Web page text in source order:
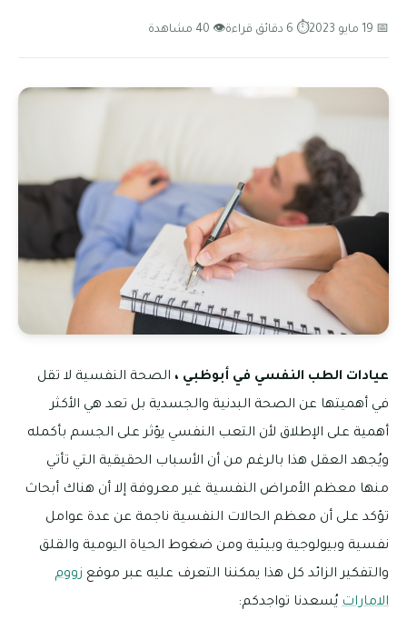
📅 19 مايو 2023 ⏱ 6 دقائق قراءة 👁 40 مشاهدة
عيادات الطب النفسي في أبوظبي ، الصحة النفسية لا تقل
في أهميتها عن الصحة البدنية والجسدية بل تعد هي الأكثر
أهمية على الإطلاق لأن التعب النفسي يؤثر على الجسم بأكمله
ويُجهد العقل هذا بالرغم من أن الأسباب الحقيقية التي تأتي
منها معظم الأمراض النفسية غير معروفة إلا أن هناك أبحاث
تؤكد على أن معظم الحالات النفسية ناجمة عن عدة عوامل
نفسية وبيولوجية وبيئية ومن ضغوط الحياة اليومية والقلق
والتفكير الزائد كل هذا يمكننا التعرف عليه عبر موقع زووم
الامارات يُسعدنا تواجدكم: